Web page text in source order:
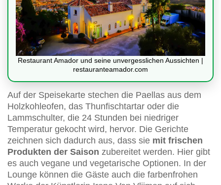
Restaurant Amador und seine unvergesslichen Aussichten |
restauranteamador.com
Auf der Speisekarte stechen die Paellas aus dem
Holzkohleofen, das Thunfischtartar oder die
Lammschulter, die 24 Stunden bei niedriger
Temperatur gekocht wird, hervor. Die Gerichte
zeichnen sich dadurch aus, dass sie mit frischen
Produkten der Saison zubereitet werden. Hier gibt
es auch vegane und vegetarische Optionen. In der
Lounge können die Gäste auch die farbenfrohen